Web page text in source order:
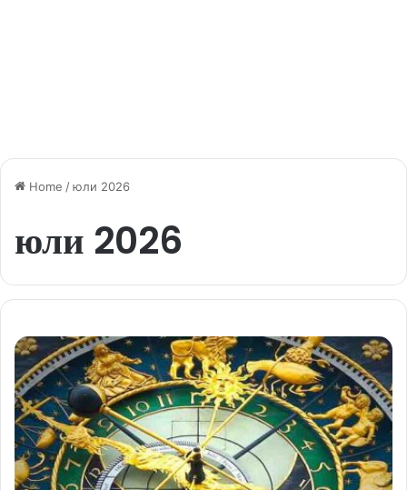
Home /юли 2026
юли 2026